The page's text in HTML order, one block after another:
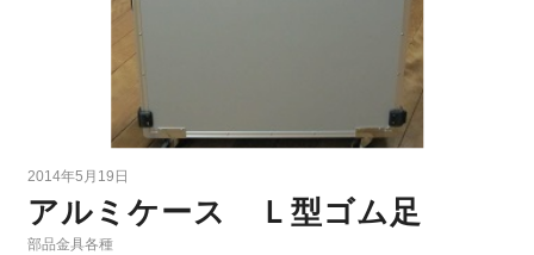
2014年5月19日
アルミケース Ｌ型ゴム足
部品金具各種